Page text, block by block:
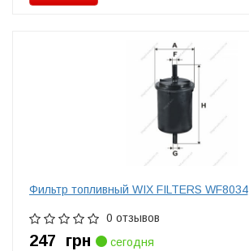
Фильтр топливный WIX FILTERS WF8034
0 отзывов
247 грн
сегодня